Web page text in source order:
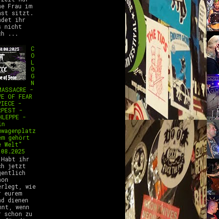
Frau im
sitzt.
ihr
nicht
...
C
O
L
O
G
N
-
OF FEAR
-
-
-
gehört
Welt"
ihr
jetzt
wie
eurem
dienen
wenn
schon zu